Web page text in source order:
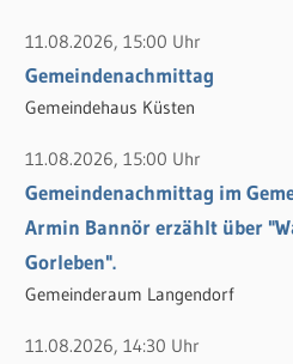
c
h
:
11.08.2026, 15:00 Uhr
Gemeindenachmittag
Gemeindehaus Küsten
11.08.2026, 15:00 Uhr
Gemeindenachmittag im
Armin Bannör erzählt über
Gorleben".
Gemeinderaum Langendorf
11.08.2026, 14:30 Uhr